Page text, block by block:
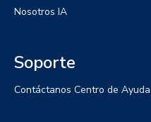
Nosotros IA
Soporte
Contáctanos Centro de Ayuda